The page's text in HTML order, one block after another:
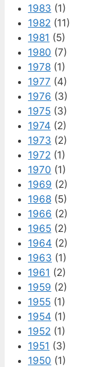
1983 (1)
1982 (11)
1981 (5)
1980 (7)
1978 (1)
1977 (4)
1976 (3)
1975 (3)
1974 (2)
1973 (2)
1972 (1)
1970 (1)
1969 (2)
1968 (5)
1966 (2)
1965 (2)
1964 (2)
1963 (1)
1961 (2)
1959 (2)
1955 (1)
1954 (1)
1952 (1)
1951 (3)
1950 (1)